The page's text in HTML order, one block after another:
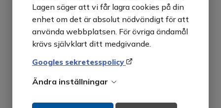
Lagen säger att vi får lagra cookies på din
enhet om det är absolut nödvändigt för att
använda webbplatsen. För övriga ändamål
krävs självklart ditt medgivande.
Googles sekretesspolicy
Ändra inställningar